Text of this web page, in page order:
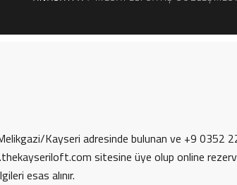
Kayseri adresinde bulunan ve +9 0352
sitesine üye olup online
esas alınır.